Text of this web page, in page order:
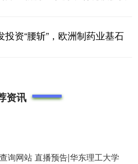
资“腰斩”，欧洲制药业基石
资讯
询网站 直播预告|华东理工大学